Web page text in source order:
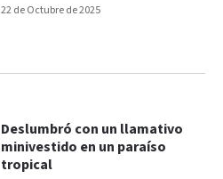
22 de Octubre de 2025
Deslumbró con un llamativo
minivestido en un paraíso
tropical